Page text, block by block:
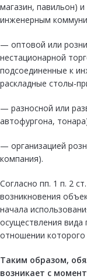
магазин, павильон)
инженерным
— оптовой или
нестационарной
подсоединенные к
раскладные столы-
— разносной или
автофургона,
— организацией
компания).
Согласно пп. 1 п. 2
возникновения
начала
осуществления вида
отношении которого
Таким образом,
возникает с